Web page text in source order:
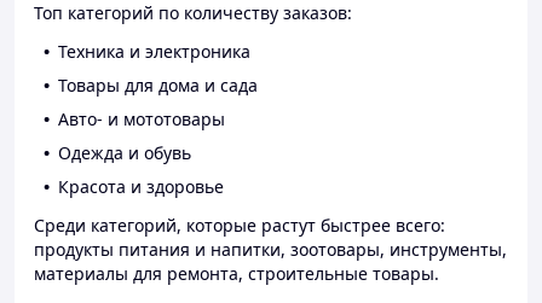
Топ категорий по количеству заказов:
Техника и электроника
Товары для дома и сада
Авто- и мототовары
Одежда и обувь
Красота и здоровье
Среди категорий, которые растут быстрее всего:
продукты питания и напитки, зоотовары, инструменты,
материалы для ремонта, строительные товары.